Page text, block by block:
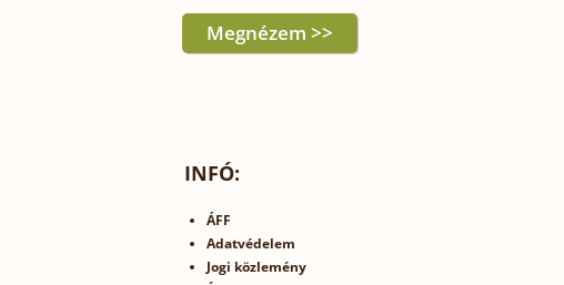
Megnézem >>
INFÓ:
ÁFF
Adatvédelem
Jogi közlemény